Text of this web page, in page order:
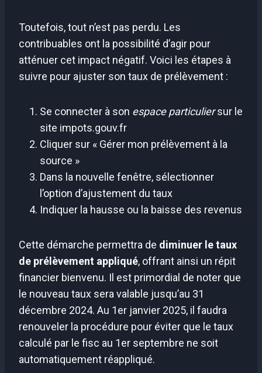
Toutefois, tout n’est pas perdu. Les
contribuables ont la possibilité d’agir pour
atténuer cet impact négatif. Voici les étapes à
suivre pour ajuster son taux de prélèvement :
Se connecter à son espace particuliersur le
site impots.gouv.fr
Cliquer sur « Gérer mon prélèvement à la
source »
Dans la nouvelle fenêtre, sélectionner
l’option d’ajustement du taux
Indiquer la hausse ou la baisse des revenus
Cette démarche permettra de diminuer le taux
de prélèvement appliqué, offrant ainsi un répit
financier bienvenu. Il est primordial de noter que
le nouveau taux sera valable jusqu’au 31
décembre 2024. Au 1er janvier 2025, il faudra
renouveler la procédure pour éviter que le taux
calculé par le fisc au 1er septembre ne soit
automatiquement réappliqué.